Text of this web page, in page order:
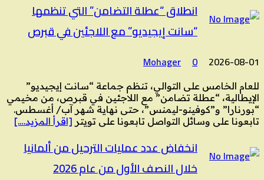
انطلاق “عطلة التضامن” التي تنظمها
“سانت إيجيديو” مع اللاجئين في قبرص
2026-08-01
Mohager 0
للعام الخامس على التوالي، تنظم جماعة “سانت إيجيديو”
الإيطالية، “عطلة تضامن” مع اللاجئين في قبرص، من مخيمي
“بورنارا” و”كوفينو-ليمنس”، حتى نهاية شهر آب/ أغسطس.
تابعونا على وسائل التواصل تابعونا على تويتر [اقرأ المزيد….]
انخفاض عدد عمليات الترحيل من ألمانيا
خلال النصف الأول من عام 2026